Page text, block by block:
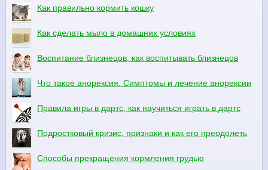
Как правильно кормить кошку
Как сделать мыло в домашних условиях
Воспитание близнецов, как воспитывать близнецов
Что такое анорексия. Симптомы и лечение анорексии
Правила игры в дартс, как научиться играть в дартс
Подростковый кризис, признаки и как его преодолеть
Способы прекращения кормления грудью